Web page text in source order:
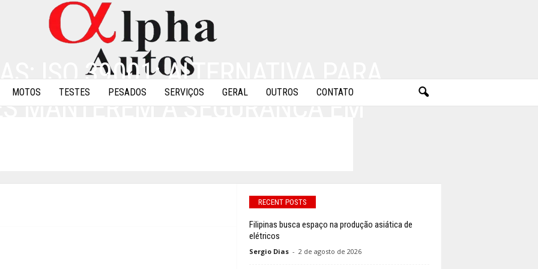
MOTOS TESTES PESADOS SERVIÇOS GERAL OUTROS CONTATO
ISO 39001: ALTERNATIVA PARA
MANTEREM A SEGURANÇA EM
RECENT POSTS
Filipinas busca espaço na produção asiática de
elétricos
Sergio Dias - 2 de agosto de 2026